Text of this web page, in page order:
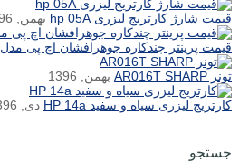
قیمت شارژ کارتریج لیزری hp 05A
بهمن, 1396
قیمت پرینتر چندکاره جوهرافشان اچ پی مدل DeskJet GT 5810
تونر AR016T SHARP
بهمن, 1396
کارتریج لیزری سیاه و سفید HP 14a
دی, 1396
جستجو